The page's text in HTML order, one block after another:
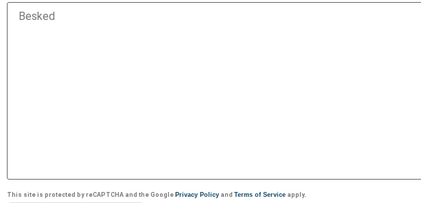
This site is protected by reCAPTCHA and the Google Privacy Policy and Terms of Service apply.